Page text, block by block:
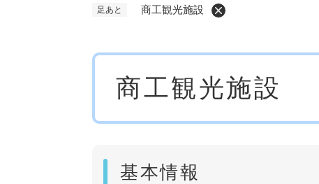
足あと 商工観光施設
商工観光施設
基本情報